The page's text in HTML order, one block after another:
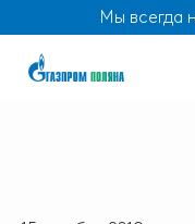
Мы всегда